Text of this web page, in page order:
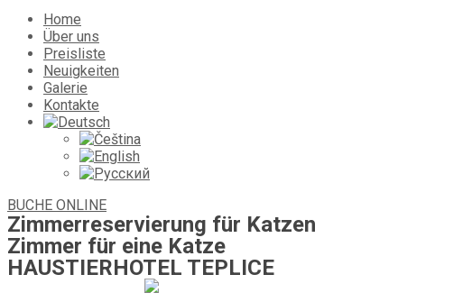
Home
Über uns
Preisliste
Neuigkeiten
Galerie
Kontakte
BUCHE ONLINE
Zimmerreservierung für Katzen
Zimmer für eine Katze
HAUSTIERHOTEL TEPLICE